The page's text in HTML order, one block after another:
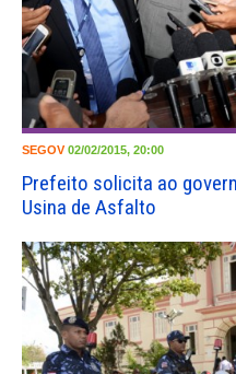
SEGOV02/02/2015, 20:00
Prefeito solicita ao
Usina de Asfalto